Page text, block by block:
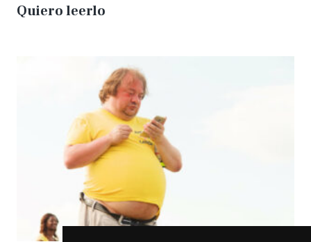
Quiero leerlo
matará
a
la
creatividad